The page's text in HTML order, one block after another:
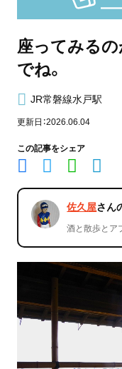
座ってみる
でね。
JR常磐線水戸駅
更新日：2026.06.04
この記事をシェア
佐久屋さん
酒と散歩とア